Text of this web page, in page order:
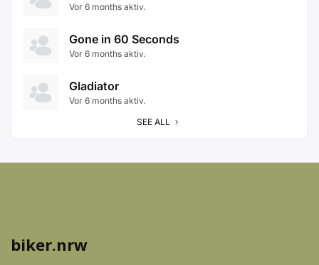
Vor 6 months aktiv.
Gone in 60 Seconds
Vor 6 months aktiv.
Gladiator
Vor 6 months aktiv.
SEE ALL
biker.nrw